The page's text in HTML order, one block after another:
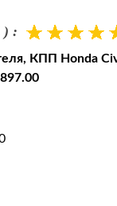
) :
КПП Honda